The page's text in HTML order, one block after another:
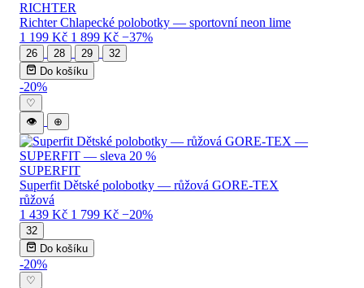
RICHTER
Richter Chlapecké polobotky — sportovní neon lime
1 199 Kč 1 899 Kč −37%
26 28 29
32
Do košíku
-20%
♡
👁
⊕
SUPERFIT
Superfit Dětské polobotky — růžová GORE-TEX
růžová
1 439 Kč 1 799 Kč −20%
32
Do košíku
-20%
♡